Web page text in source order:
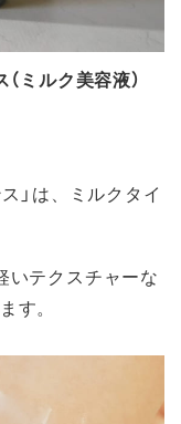
ミルク美容液）
」は、ミルクタイ
いテクスチャーな
す。